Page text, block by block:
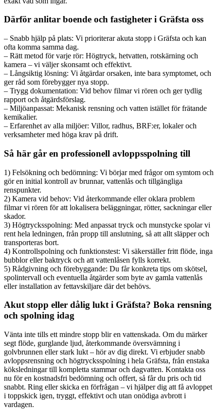
Därför anlitar boende och fastigheter i Gräfsta oss
– Snabb hjälp på plats: Vi prioriterar akuta stopp i Gräfsta och kan
ofta komma samma dag.
– Rätt metod för varje rör: Högtryck, hetvatten, rotskärning och
kamera – vi väljer skonsamt och effektivt.
– Långsiktig lösning: Vi åtgärdar orsaken, inte bara symptomet, och
ger råd som förebygger nya stopp.
– Trygg dokumentation: Vid behov filmar vi rören och ger tydlig
rapport och åtgärdsförslag.
– Miljöanpassat: Mekanisk rensning och vatten istället för frätande
kemikalier.
– Erfarenhet av alla miljöer: Villor, radhus, BRF:er, lokaler och
verksamheter med höga krav på drift.
Så här går en professionell avloppsspolning till
1) Felsökning och bedömning: Vi börjar med frågor om symtom och
gör en initial kontroll av brunnar, vattenlås och tillgängliga
renspunkter.
2) Kamera vid behov: Vid återkommande eller oklara problem
filmar vi rören för att lokalisera beläggningar, rötter, sackningar eller
skador.
3) Högtrycksspolning: Med anpassat tryck och munstycke spolar vi
rent hela ledningen, från propp till anslutning, så att allt släpper och
transporteras bort.
4) Kontrollspolning och funktionstest: Vi säkerställer fritt flöde, inga
bubblor eller baktryck och att vattenlåsen fylls korrekt.
5) Rådgivning och förebyggande: Du får konkreta tips om skötsel,
spolintervall och eventuella åtgärder som byte av gamla vattenlås
eller installation av fettavskiljare där det behövs.
Akut stopp eller dålig lukt i Gräfsta? Boka rensning
och spolning idag
Vänta inte tills ett mindre stopp blir en vattenskada. Om du märker
segt flöde, gurglande ljud, återkommande översvämning i
golvbrunnen eller stark lukt – hör av dig direkt. Vi erbjuder snabb
avloppsrensning och högtrycksspolning i hela Gräfsta, från enstaka
köksledningar till kompletta stammar och dagvatten. Kontakta oss
nu för en kostnadsfri bedömning och offert, så får du pris och tid
snabbt. Ring eller skicka en förfrågan – vi hjälper dig att få avloppet
i toppskick igen, tryggt, effektivt och utan onödiga avbrott i
vardagen.